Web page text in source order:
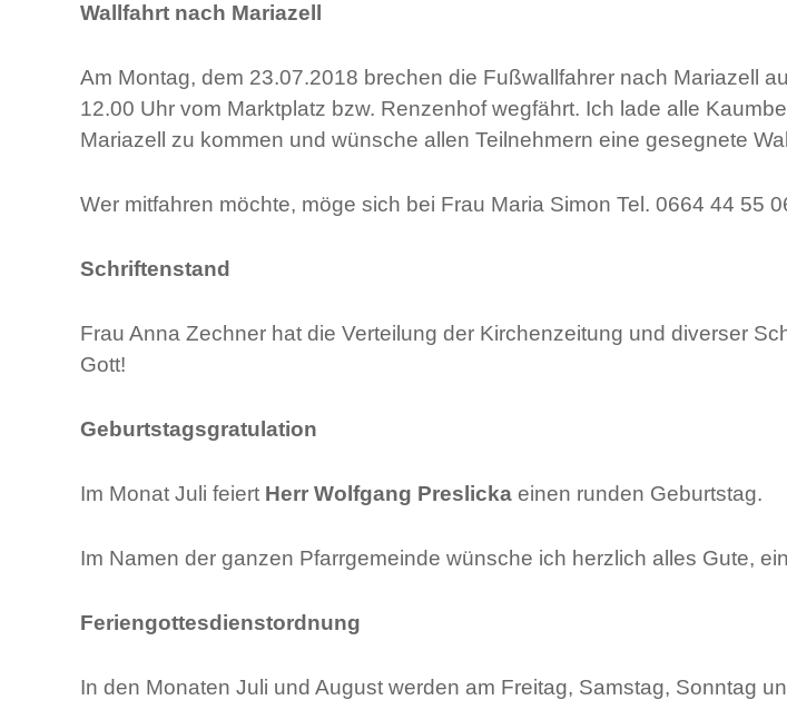
Wallfahrt nach Mariazell
Am Montag, dem 23.07.2018 brechen die Fußwallfahrer nach Mariazell
12.00 Uhr vom Marktplatz bzw. Renzenhof wegfährt. Ich lade alle
Mariazell zu kommen und wünsche allen Teilnehmern eine gesegnete
Wer mitfahren möchte, möge sich bei Frau Maria Simon Tel. 0664 44 55
Schriftenstand
Frau Anna Zechner hat die Verteilung der Kirchenzeitung und diverser
Gott!
Geburtstagsgratulation
Im Monat Juli feiert Herr Wolfgang Preslicka einen runden Geburtstag.
Im Namen der ganzen Pfarrgemeinde wünsche ich herzlich alles Gute,
Feriengottesdienstordnung
In den Monaten Juli und August werden am Freitag, Samstag, Sonntag